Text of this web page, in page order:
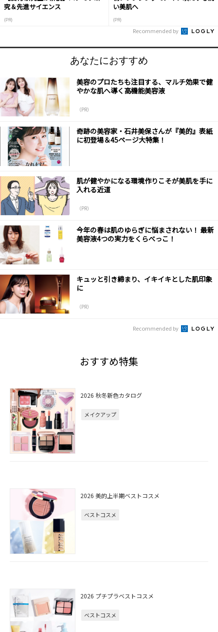
究＆先進サイエンス
(PR)
い美肌へ
(PR)
Recommended by
あなたにおすすめ
美容のプロたちも注目する、マルチ効果で健
やかな肌へ導く高機能美容液
（PR）
奇跡の美容家・石井美保さんが『美的』表紙
に初登場＆45ページ大特集！
肌が健やかになる環境作りこそが美肌を手に
入れる近道
（PR）
今年の春は肌のゆらぎに悩まされない！ 最新
美容液4つの実力をくらべっこ！
キュッと引き締まり、イキイキとした肌印象
に
（PR）
Recommended by
おすすめ特集
2026 秋冬新色カタログ
メイクアップ
2026 美的上半期ベストコスメ
ベストコスメ
2026 プチプラベストコスメ
ベストコスメ